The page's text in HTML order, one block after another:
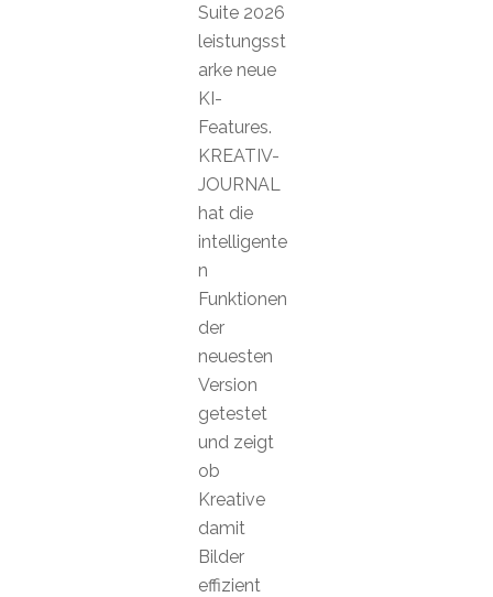
Suite 2026
leistungsst
arke neue
KI-
Features.
KREATIV-
JOURNAL
hat die
intelligente
n
Funktionen
der
neuesten
Version
getestet
und zeigt
ob
Kreative
damit
Bilder
effizient